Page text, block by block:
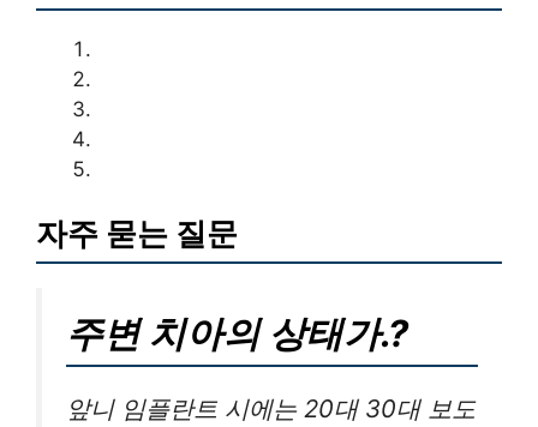
자주 묻는 질문
주변 치아의 상태가.?
앞니 임플란트 시에는 20대 30대 보도